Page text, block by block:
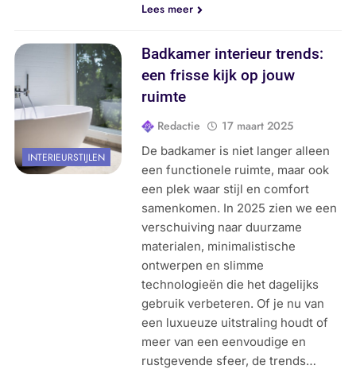
Lees meer
INTERIEURSTIJLEN
Badkamer interieur trends:
een frisse kijk op jouw
ruimte
Redactie 17 maart 2025
De badkamer is niet langer alleen
een functionele ruimte, maar ook
een plek waar stijl en comfort
samenkomen. In 2025 zien we een
verschuiving naar duurzame
materialen, minimalistische
ontwerpen en slimme
technologieën die het dagelijks
gebruik verbeteren. Of je nu van
een luxueuze uitstraling houdt of
meer van een eenvoudige en
rustgevende sfeer, de trends…